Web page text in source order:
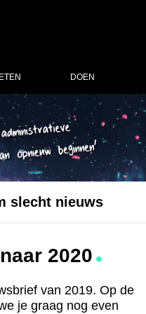
DOEN
slecht nieuws
2020
van 2019. Op de
je graag nog even